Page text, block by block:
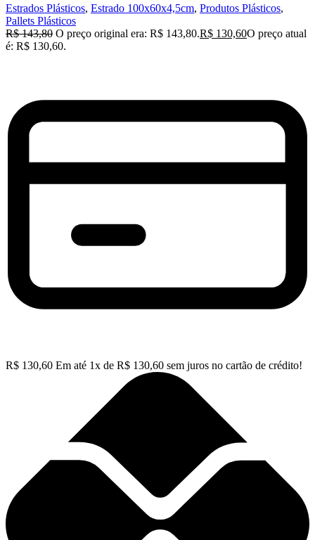
Estrados Plásticos, Estrado 100x60x4,5cm, Produtos Plásticos,
Pallets Plásticos
R$143,80 O preço original era: R$ 143,80.R$ 130,60O preço atual
é: R$ 130,60.
R$ 130,60 Em até 1x de R$ 130,60 sem juros no cartão de crédito!